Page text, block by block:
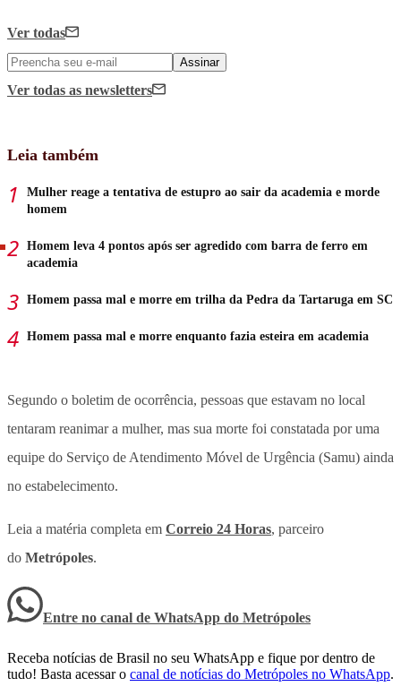
Ver todas
Assinar
Ver todas as newsletters
Leia também
Mulher reage a tentativa de estupro ao sair da academia e morde
homem
Homem leva 4 pontos após ser agredido com barra de ferro em
academia
Homem passa mal e morre em trilha da Pedra da Tartaruga em SC
Homem passa mal e morre enquanto fazia esteira em academia
Segundo o boletim de ocorrência, pessoas que estavam no local
tentaram reanimar a mulher, mas sua morte foi constatada por uma
equipe do Serviço de Atendimento Móvel de Urgência (Samu) ainda
no estabelecimento.
Leia a matéria completa em Correio 24 Horas, parceiro
do Metrópoles.
Entre no canal de WhatsApp do Metrópoles
Receba notícias de Brasil no seu WhatsApp e fique por dentro de
tudo! Basta acessar o canal de notícias do Metrópoles no WhatsApp.